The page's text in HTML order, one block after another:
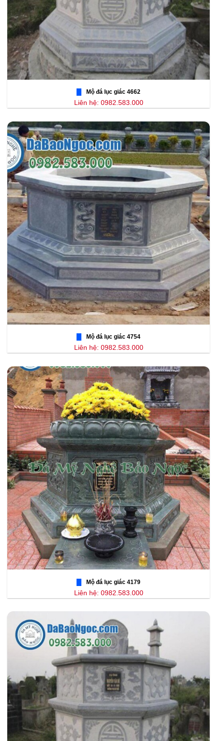
Mộ đá lục giác 4662
Liên hệ: 0982.583.000
Mộ đá lục giác 4754
Liên hệ: 0982.583.000
Mộ đá lục giác 4179
Liên hệ: 0982.583.000